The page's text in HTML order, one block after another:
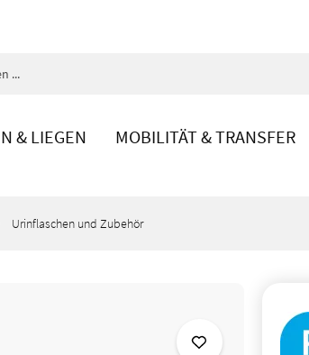
& LIEGEN MOBILITÄT & TRANSFER
Urinflaschen und Zubehör